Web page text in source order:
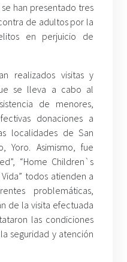
han presentado tres
de adultos por la
en perjuicio de
realizados visitas y
se lleva a cabo al
de menores,
donaciones a
localidades de San
Yoro. Asimismo, fue
“Home Children`s
todos atienden a
problemáticas,
de la visita efectuada
las condiciones
seguridad y atención